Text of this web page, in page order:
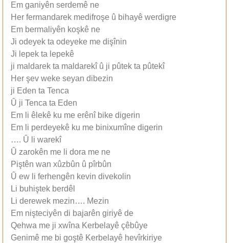
Em ganiyên serdemê ne
Her fermandarek medifroşe û bihayê werdigre
Em bermaliyên koşkê ne
Ji odeyek ta odeyeke me dişînin
Ji lepek ta lepekê
ji maldarek ta maldarekî û ji pûtek ta pûtekî
Her şev weke seyan dibezin
ji Eden ta Tenca
Û ji Tenca ta Eden
Em li êlekê ku me erênî bike digerin
Em li perdeyekê ku me binixumîne digerin
…. Û li warekî
Û zarokên me li dora me ne
Piştên wan xûzbûn û pîrbûn
Û ew li ferhengên kevin divekolin
Li buhiştek berdêl
Li derewek mezin…. Mezin
Em nişteciyên di bajarên giriyê de
Qehwa me ji xwîna Kerbelayê çêbûye
Genimê me bi goştê Kerbelayê hevîrkiriye